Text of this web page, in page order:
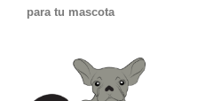
para tu mascota